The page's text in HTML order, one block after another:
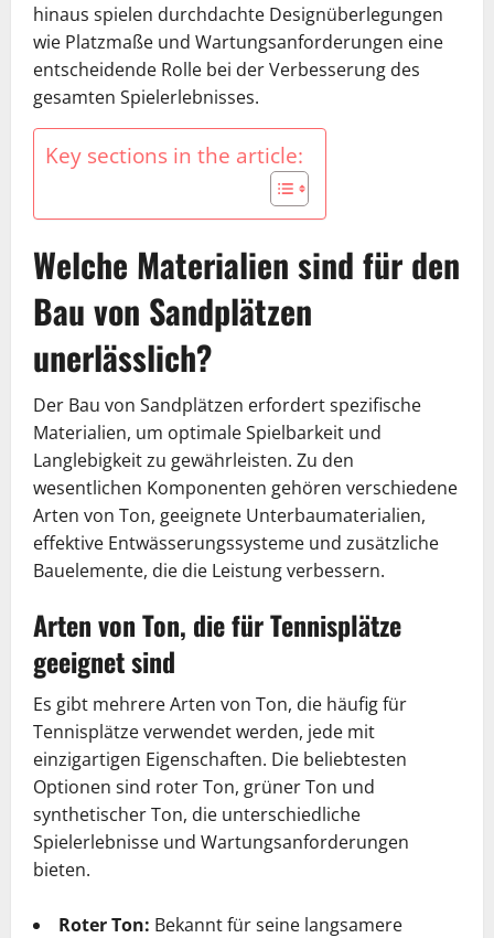
hinaus spielen durchdachte Designüberlegungen
wie Platzmaße und Wartungsanforderungen eine
entscheidende Rolle bei der Verbesserung des
gesamten Spielerlebnisses.
Key sections in the article:
Welche Materialien sind für den
Bau von Sandplätzen
unerlässlich?
Der Bau von Sandplätzen erfordert spezifische
Materialien, um optimale Spielbarkeit und
Langlebigkeit zu gewährleisten. Zu den
wesentlichen Komponenten gehören verschiedene
Arten von Ton, geeignete Unterbaumaterialien,
effektive Entwässerungssysteme und zusätzliche
Bauelemente, die die Leistung verbessern.
Arten von Ton, die für Tennisplätze
geeignet sind
Es gibt mehrere Arten von Ton, die häufig für
Tennisplätze verwendet werden, jede mit
einzigartigen Eigenschaften. Die beliebtesten
Optionen sind roter Ton, grüner Ton und
synthetischer Ton, die unterschiedliche
Spielerlebnisse und Wartungsanforderungen
bieten.
Roter Ton: Bekannt für seine langsamere